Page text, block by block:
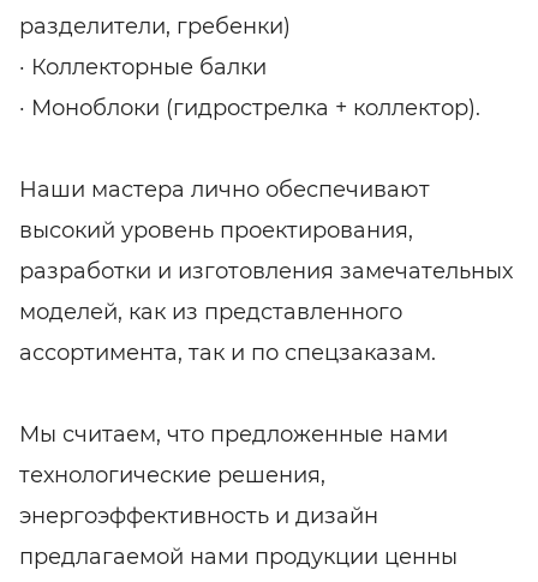
разделители, гребенки)
· Коллекторные балки
· Моноблоки (гидрострелка + коллектор).
Наши мастера лично обеспечивают
высокий уровень проектирования,
разработки и изготовления замечательных
моделей, как из представленного
ассортимента, так и по спецзаказам.
Мы считаем, что предложенные нами
технологические решения,
энергоэффективность и дизайн
предлагаемой нами продукции ценны